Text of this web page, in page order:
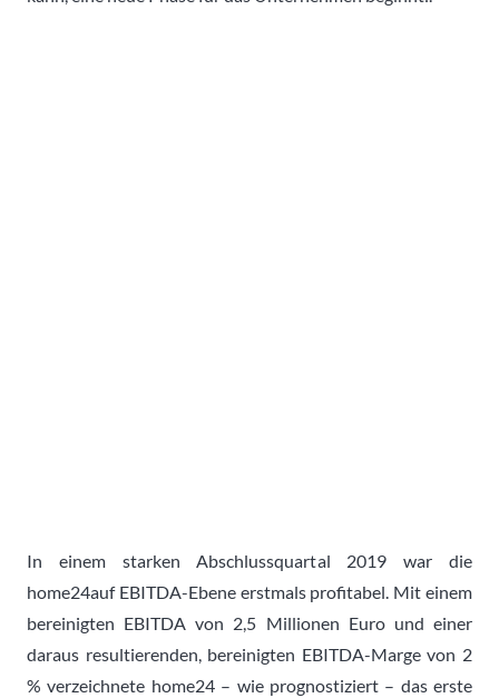
In einem starken Abschlussquartal 2019 war die
home24auf EBITDA-Ebene erstmals profitabel. Mit einem
bereinigten EBITDA von 2,5 Millionen Euro und einer
daraus resultierenden, bereinigten EBITDA-Marge von 2
% verzeichnete home24 – wie prognostiziert – das erste